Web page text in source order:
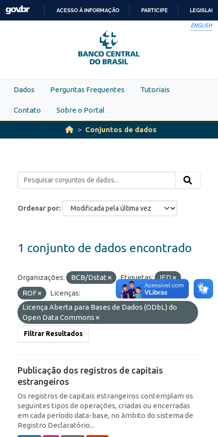
Skip to main content
PARA
O
CONTEÚDO
ACESSO À INFORMAÇÃO PARTICIPE
ENGLISH
Dados Perguntas Frequentes Tutoriais
Contato Sobre o Portal
Conjuntos de dados
Ordenar por
1 conjunto de dados encontrado
Organizações: BCB/Dstat Etiquetas:
IED
ROF
Licenças:
Licença Aberta para Bases de Dados (ODbL) do
Open Data Commons
Filtrar Resultados
Publicação dos registros de capitais
estrangeiros
Os registros de capitais estrangeiros contemplam os
seguintes tipos de operações, criadas ou encerradas
em cada período data-base, no âmbito do sistema de
Registro Declaratório...